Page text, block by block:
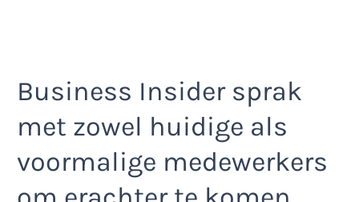
Business Insider sprak
met zowel huidige als
voormalige medewerkers